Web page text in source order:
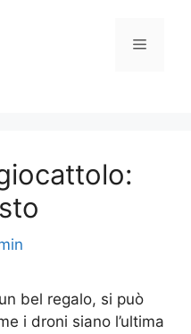
Menu
bel regalo, si può
i droni siano l’ultima